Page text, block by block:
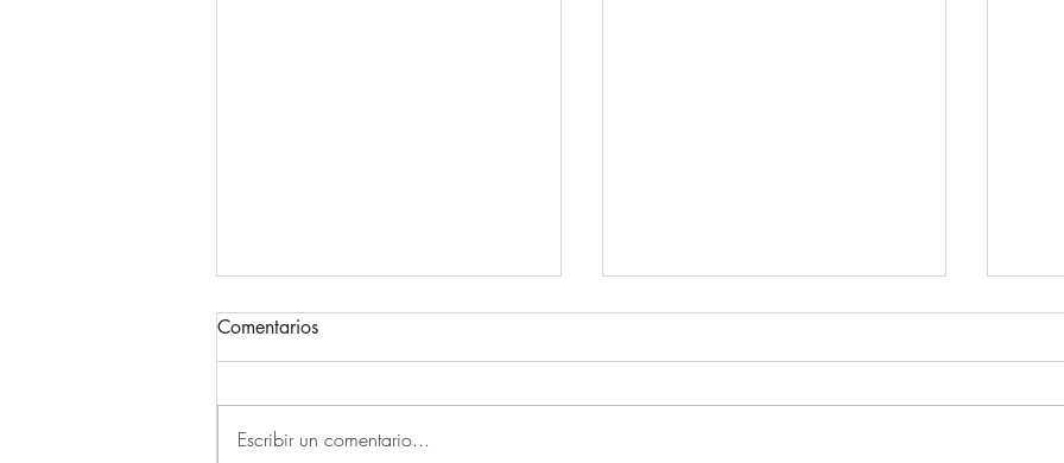
LAS TRES CRITICAS
Comentarios
Escribir un comentario...